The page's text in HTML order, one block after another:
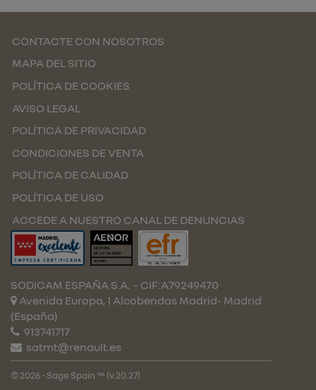
CONTACTE CON NOSOTROS
MAPA DEL SITIO
POLÍTICA DE COOKIES
AVISO LEGAL
POLÍTICA DE PRIVACIDAD
CONDICIONES DE VENTA
POLÍTICA DE CALIDAD
POLÍTICA DE USO
ACCEDE A NUESTRO CANAL DE DENUNCIAS
SODICAM ESPAÑA S.A. - CIF:A79249470
Avenida Europa, 1 Alcobendas Madrid- Madrid
(España)
913741717
satmt@renault.es
© 2026 - Sage Spain ™ (v.20.27)